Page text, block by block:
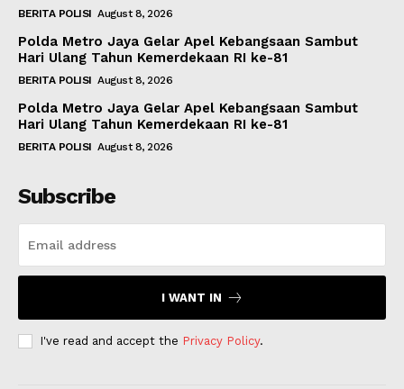
BERITA POLISI August 8, 2026
Polda Metro Jaya Gelar Apel Kebangsaan Sambut
Hari Ulang Tahun Kemerdekaan RI ke-81
BERITA POLISI August 8, 2026
Polda Metro Jaya Gelar Apel Kebangsaan Sambut
Hari Ulang Tahun Kemerdekaan RI ke-81
BERITA POLISI August 8, 2026
Subscribe
I WANT IN
I've read and accept the Privacy Policy.